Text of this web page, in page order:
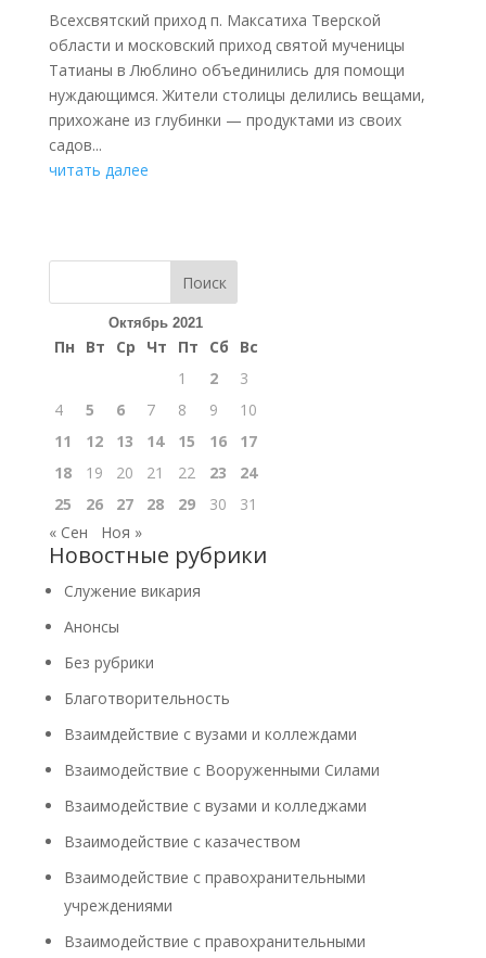
Всехсвятский приход п. Максатиха Тверской
области и московский приход святой мученицы
Татианы в Люблино объединились для помощи
нуждающимся. Жители столицы делились вещами,
прихожане из глубинки — продуктами из своих
садов...
читать далее
Поиск
Октябрь 2021
Пн Вт Ср Чт Пт Сб
Вс
1
2
3
4
5 6 7 8 9
10
11
12 13 14 15 16
17
18
19 20 21 22 23
24
25
26 27 28 29 30
31
« Сен
Ноя »
Новостные рубрики
Cлужение викария
Анонсы
Без рубрики
Благотворительность
Взаимдействие с вузами и коллеждами
Взаимодействие с Вооруженными Силами
Взаимодействие с вузами и колледжами
Взаимодействие с казачеством
Взаимодействие с правохранительными
учреждениями
Взаимодействие с правохранительными